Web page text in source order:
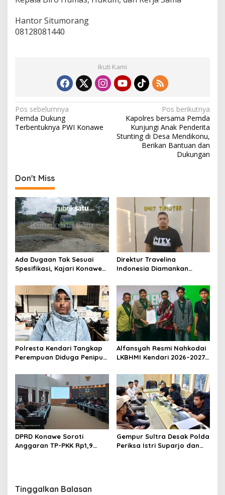
Hantor Situmorang
08128081440
Ikuti Kami
N
a
a
s
i
p
o
s
Pos sebelumnya
Pemda Dukung
Terbentuknya PWI Konawe
Pos berikutnya
Kapolres bersama Pemda
Kunjungi Anak Penderita
Stunting di Desa Mendikonu,
Berikan Bantuan dan
Dukungan
Don't Miss
Ada Dugaan Tak Sesuai
Spesifikasi, Kajari Konawe
Rupbasan Rp1,9 Miliar
Dihentikan
Direktur Travelina
Indonesia Diamankan
Penelantaran Jemaah
Umrah Masuk Babak Baru
Polresta Kendari Tangkap
Perempuan Diduga Penipu
Rp588,1 Juta
Alfansyah Resmi Nahkodai
LKBHMI Kendari 2026–2027,
Hukum
DPRD Konawe Soroti
Anggaran TP-PKK Rp1,9
Gempur Sultra Desak Polda
Periksa Istri Suparjo dan
Tinggalkan Balasan